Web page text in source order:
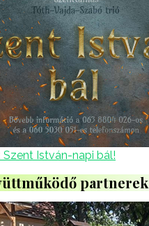
Szent István-napi bál!
partnerek